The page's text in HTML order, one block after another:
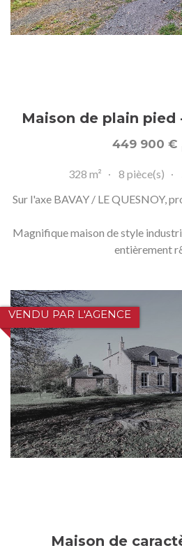
Maison de plain pied
449 900 €
328 m² 8 pièce(s)
Sur l'axe BAVAY / LE QUESNOY,
Magnifique maison de style
entièrement
VENDU PAR L'AGENCE
Maison de